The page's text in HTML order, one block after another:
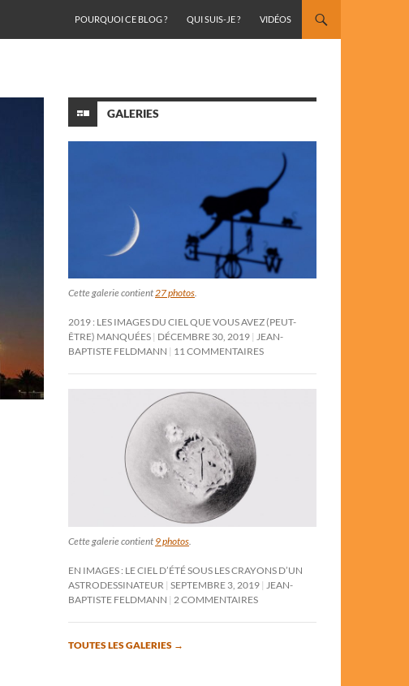
POURQUOI CE BLOG ?
QUI SUIS-JE ? VIDÉOS
GALERIES
Cette galerie contient27 photos.
2019 : LES IMAGES DU CIEL QUE VOUS AVEZ (PEUT-
ÊTRE) MANQUÉES DÉCEMBRE 30, 2019 JEAN-
BAPTISTE FELDMANN
11 COMMENTAIRES
Cette galerie contient 9 photos
EN IMAGES : LE CIEL D’ÉTÉ SOUS LES CRAYONS D’UN
ASTRODESSINATEUR SEPTEMBRE 3, 2019
JEAN-
BAPTISTE FELDMANN
2 COMMENTAIRES
TOUTES LES GALERIES →